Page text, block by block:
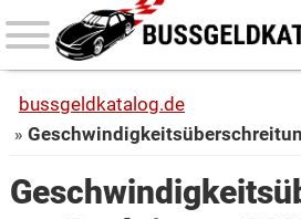
Skip
to
content
Skip
to
sidebar
bussgeldkatalog.de